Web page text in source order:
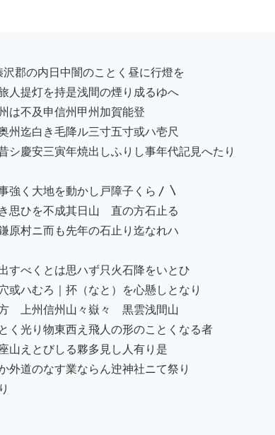
人提灯を持是浅間の煙り成るゆへ
は不及申信州甲州加賀能登
州迄白き毛降ル三寸五寸或ハ壱尺
シ慶安三寅年焼出しふりし事年代記見へたり
強く大地を動かし戸障子くら〳〵
思ひを不成其日山ゟ直の方石止る
原村ニ而も先年の石止り迄なれハ
すべくとは思ハず只火石降をいとひ
或ハむろ｜抔（なと）を心懸しとなり
ゟ上州信州山々嶽々ゟ黒雲浅間山
く光り物東西え飛人の形のことくなる者
山えとびしる夥多見し人有り是
外道のなす業ならん迚神社ニて祭り